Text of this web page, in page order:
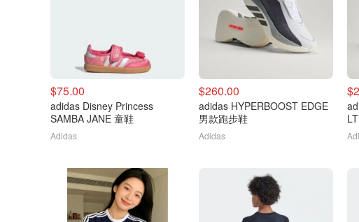
$75.00
adidas Disney Princess
SAMBA JANE 童鞋
Adidas
$260.00
adidas HYPERBOOST EDGE
男款跑步鞋
Adidas